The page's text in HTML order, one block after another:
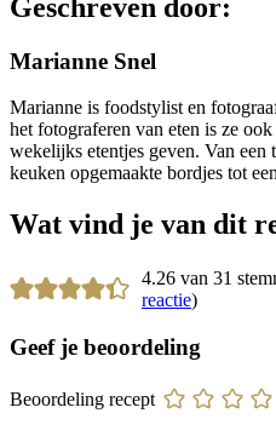
Geschreven door:
Marianne Snel
Marianne is foodstylist en
het fotograferen van eten is ze
wekelijks etentjes geven. Van
keuken opgemaakte bordjes tot
Wat vind je van dit
4.26 van 31
reactie)
Geef je beoordeling
Beoordeling recept